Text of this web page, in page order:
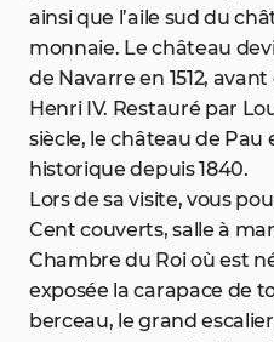
ainsi que l’aile sud du
monnaie. Le château
de Navarre en 1512,
Henri IV. Restauré par
siècle, le château de
historique depuis 1840.
Lors de sa visite, vous
Cent couverts, salle à
Chambre du Roi où est
exposée la carapace de
berceau, le grand